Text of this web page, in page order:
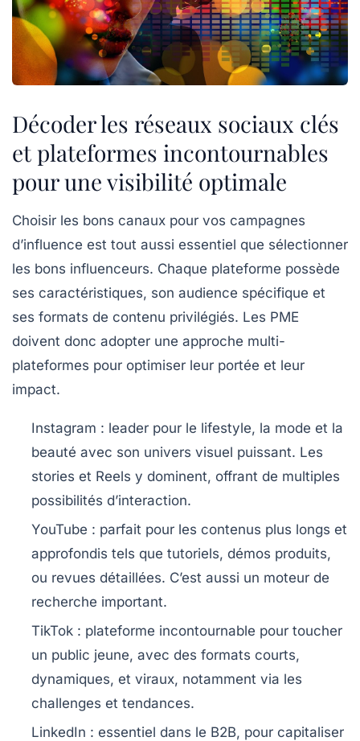
Décoder les réseaux sociaux clés
et plateformes incontournables
pour une visibilité optimale
Choisir les bons canaux pour vos campagnes
d’influence est tout aussi essentiel que sélectionner
les bons influenceurs. Chaque plateforme possède
ses caractéristiques, son audience spécifique et
ses formats de contenu privilégiés. Les PME
doivent donc adopter une approche multi-
plateformes pour optimiser leur portée et leur
impact.
Instagram : leader pour le lifestyle, la mode et la
beauté avec son univers visuel puissant. Les
stories et Reels y dominent, offrant de multiples
possibilités d’interaction.
YouTube : parfait pour les contenus plus longs et
approfondis tels que tutoriels, démos produits,
ou revues détaillées. C’est aussi un moteur de
recherche important.
TikTok : plateforme incontournable pour toucher
un public jeune, avec des formats courts,
dynamiques, et viraux, notamment via les
challenges et tendances.
LinkedIn : essentiel dans le B2B, pour capitaliser